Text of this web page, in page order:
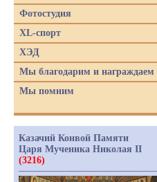
Фотостудия
XL-спорт
ХЭД
Мы благодарим и награждаем
Мы помним
Казачий Конвой Памяти
Царя Мученика Николая II
(3216)